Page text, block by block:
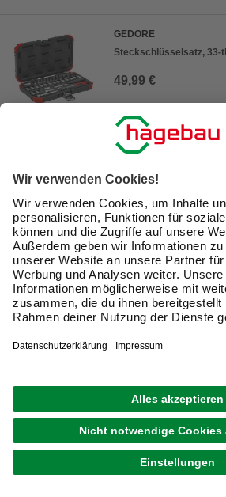
GEDORE
Steckschlüsselsatz, 33-
49,99 €
lieferbar
Zustellung 12.08. -
1 von13
Schraubenschlüssel und
für Profis und
Mit einem Schraubenschlüssel löst
Schrauben oder ziehst diese an.
welche Schrauben mit welchem
Handwerkzeuge geeignet sind.
Je nach Art der Schraubtechnik
Arten von Schlüsseln unterscheiden.